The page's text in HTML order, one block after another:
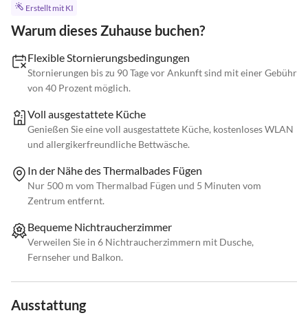
Erstellt mit KI
Warum dieses Zuhause buchen?
Flexible Stornierungsbedingungen
Stornierungen bis zu 90 Tage vor Ankunft sind mit einer Gebühr
von 40 Prozent möglich.
Voll ausgestattete Küche
Genießen Sie eine voll ausgestattete Küche, kostenloses WLAN
und allergikerfreundliche Bettwäsche.
In der Nähe des Thermalbades Fügen
Nur 500 m vom Thermalbad Fügen und 5 Minuten vom
Zentrum entfernt.
Bequeme Nichtraucherzimmer
Verweilen Sie in 6 Nichtraucherzimmern mit Dusche,
Fernseher und Balkon.
Ausstattung